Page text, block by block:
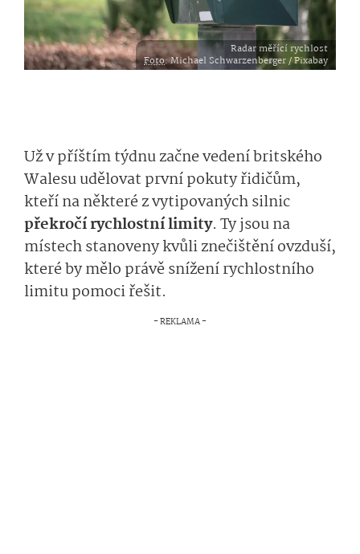
Radar měřící rychlost
Foto: Michael Schwarzenberger / Pixabay
Už v příštím týdnu začne vedení britského
Walesu udělovat první pokuty řidičům,
kteří na některé z vytipovaných silnic
překročí rychlostní limity. Ty jsou na
místech stanoveny kvůli znečištění ovzduší,
které by mělo právě snížení rychlostního
limitu pomoci řešit.